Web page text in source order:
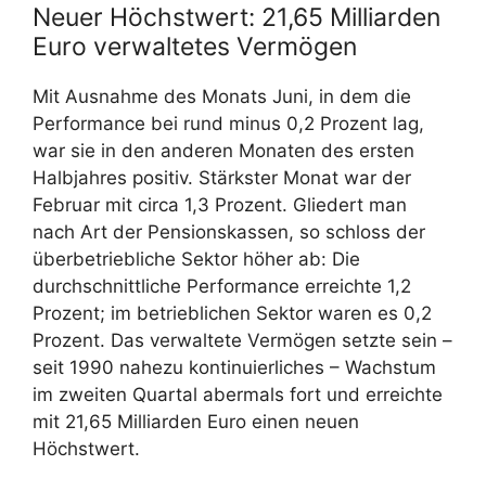
Neuer Höchstwert: 21,65 Milliarden
Euro verwaltetes Vermögen
Mit Ausnahme des Monats Juni, in dem die
Performance bei rund minus 0,2 Prozent lag,
war sie in den anderen Monaten des ersten
Halbjahres positiv. Stärkster Monat war der
Februar mit circa 1,3 Prozent. Gliedert man
nach Art der Pensionskassen, so schloss der
überbetriebliche Sektor höher ab: Die
durchschnittliche Performance erreichte 1,2
Prozent; im betrieblichen Sektor waren es 0,2
Prozent. Das verwaltete Vermögen setzte sein –
seit 1990 nahezu kontinuierliches – Wachstum
im zweiten Quartal abermals fort und erreichte
mit 21,65 Milliarden Euro einen neuen
Höchstwert.